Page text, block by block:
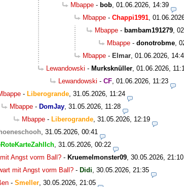
Mbappe - bob 01.06.2026, 14:39
Mbappe - Chappi1991
Mbappe - bambam191279
Mbappe - donotrobme
Mbappe - Elmar 01.06.2026,
Lewandowski - Murksknüller 01.06.2026,
Lewandowski - CF 01.06.2026, 11:23
- Liberogrande 31.05.2026, 11:24
Mbappe - DomJay 31.05.2026, 11:28
Mbappe - Liberogrande 31.05.2026, 12:19
31.05.2026, 00:41
31.05.2026, 00:22
Angst vorm Ball? - Kruemelmonster09 30.05.2026, 21:10
mit Angst vorm Ball? - Didi 30.05.2026, 21:35
- Smeller 30.05.2026, 21:05